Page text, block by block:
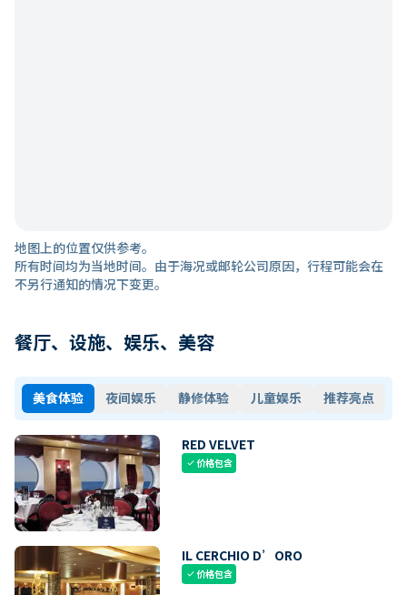
地图上的位置仅供参考。
所有时间均为当地时间。由于海况或邮轮公司原因，行程可能会在
不另行通知的情况下变更。
餐厅、设施、娱乐、美容
美食体验 夜间娱乐 静修体验 儿童娱乐 推荐亮点
RED VELVET
check价格包含
IL CERCHIO D’ORO
check价格包含